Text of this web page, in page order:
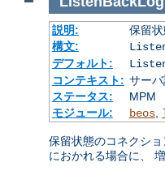
説明:
保留
構文:
デフォルト:
コンテキスト: サー
ステータス:
MPM
モジュール:
beos,
保留状態のコネクシ
におかれる場合に、